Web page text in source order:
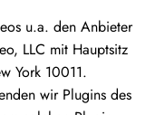
u.a. den Anbieter
LLC mit Hauptsitz
York 10011.
wir Plugins des